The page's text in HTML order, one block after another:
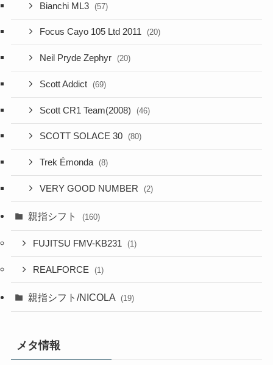
Bianchi ML3 (57)
Focus Cayo 105 Ltd 2011 (20)
Neil Pryde Zephyr (20)
Scott Addict (69)
Scott CR1 Team(2008) (46)
SCOTT SOLACE 30 (80)
Trek Émonda (8)
VERY GOOD NUMBER (2)
親指シフト (160)
FUJITSU FMV-KB231 (1)
REALFORCE (1)
親指シフト/NICOLA (19)
メタ情報